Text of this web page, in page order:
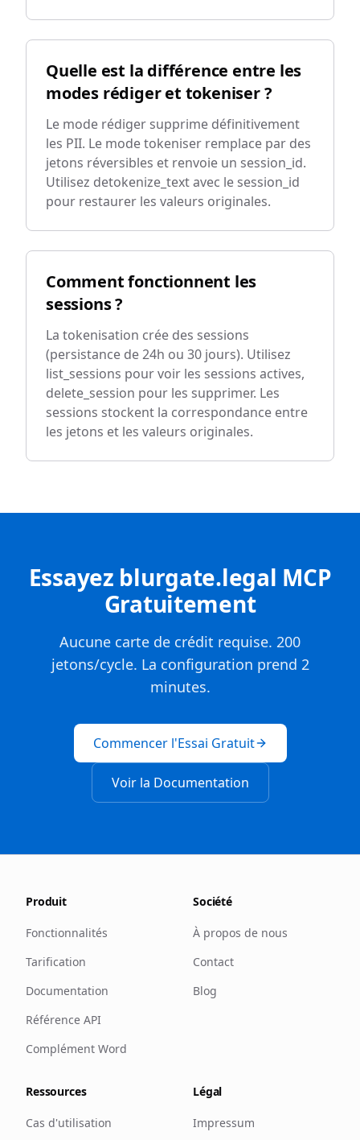
Quelle est la différence entre les
modes rédiger et tokeniser ?
Le mode rédiger supprime définitivement
les PII. Le mode tokeniser remplace par des
jetons réversibles et renvoie un session_id.
Utilisez detokenize_text avec le session_id
pour restaurer les valeurs originales.
Comment fonctionnent les
sessions ?
La tokenisation crée des sessions
(persistance de 24h ou 30 jours). Utilisez
list_sessions pour voir les sessions actives,
delete_session pour les supprimer. Les
sessions stockent la correspondance entre
les jetons et les valeurs originales.
Essayez blurgate.legal MCP
Gratuitement
Aucune carte de crédit requise. 200
jetons/cycle. La configuration prend 2
minutes.
Commencer l'Essai Gratuit
Voir la Documentation
Produit
Fonctionnalités
Tarification
Documentation
Référence API
Complément Word
Société
À propos de nous
Contact
Blog
Ressources
Cas d'utilisation
Légal
Impressum